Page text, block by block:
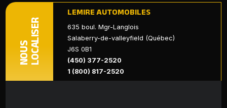
NOUSLOCALISER
LEMIRE AUTOMOBILES
635 boul. Mgr-Langlois
Salaberry-de-valleyfield (Québec)
J6S 0B1
(450) 377-2520
1 (800) 817-2520